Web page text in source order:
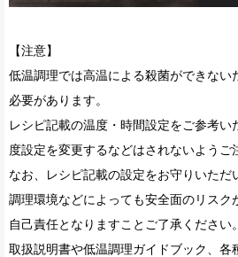
【注意】
低温調理では高温による殺菌ができない
必要があります。
レシピ記載の温度・時間設定をご参考い
度設定を変更するなどはされないようご
なお、レシピ記載の設定をお守りいただ
調理環境などによっても安全面のリスク
自己責任となりますことご了承ください。
取扱説明書や低温調理ガイドブック、各